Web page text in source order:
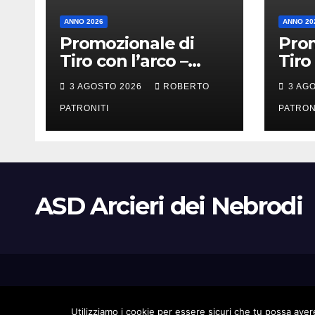
ANNO 2026
Promozionale di
Tiro con l’arco –
Longi (Me)
3 AGOSTO 2026 ROBERTO
PATRONITI
ANNO
Tiro
3
ASD Arcieri dei Nebrodi
Utilizziamo i cookie per essere sicuri che tu possa